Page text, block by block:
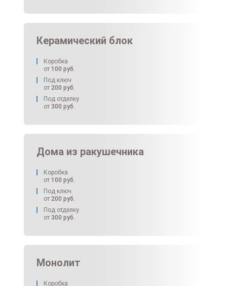
Керамический блок
Коробка
от 100 руб.
Под ключ
от 200 руб.
Под отделку
от 300 руб.
Дома из ракушечника
Коробка
от 100 руб.
Под ключ
от 200 руб.
Под отделку
от 300 руб.
Монолит
Коробка